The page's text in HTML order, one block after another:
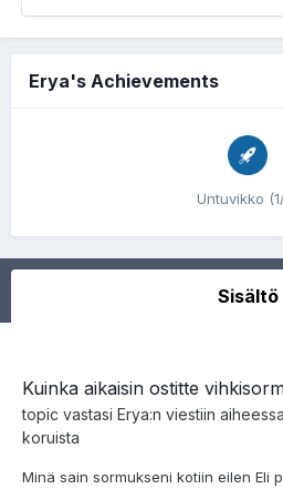
Erya's Achievements
Untuvikko
Sisältö
Kuinka aikaisin ostitte
topic vastasi Erya:n viestiin
koruista
Minä sain sormukseni kotiin eilen Eli